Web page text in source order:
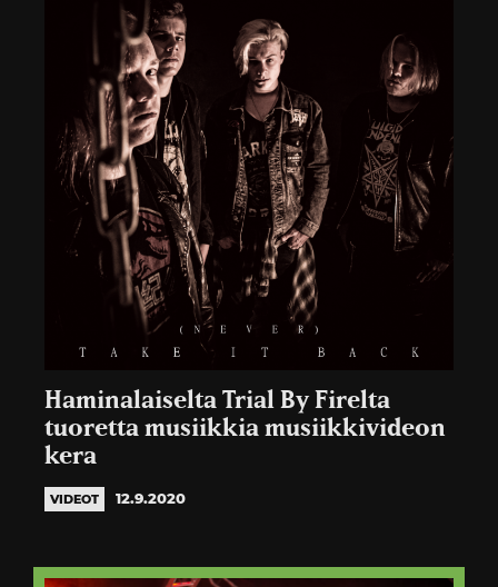
Haminalaiselta Trial By Firelta
tuoretta musiikkia musiikkivideon
kera
VIDEOT 12.9.2020